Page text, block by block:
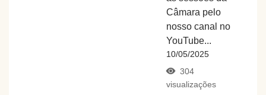
Câmara pelo
nosso canal no
YouTube...
10/05/2025
304
visualizações